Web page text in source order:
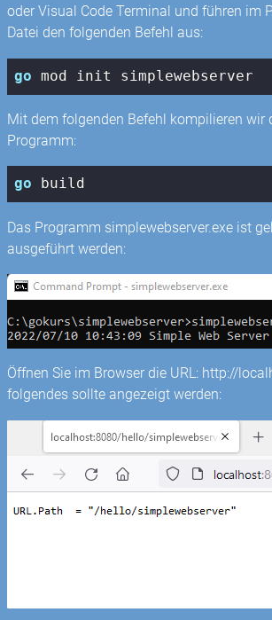
oder Visual Code Terminal und führen im
Datei den folgenden Befehl aus:
go mod init simplewebserver
Mit dem folgenden Befehl kompilieren wir
Programm:
go build
Das Programm simplewebserver.exe ist
ausgeführt werden:
Öffnen Sie im Browser die URL: http://
folgendes sollte angezeigt werden: